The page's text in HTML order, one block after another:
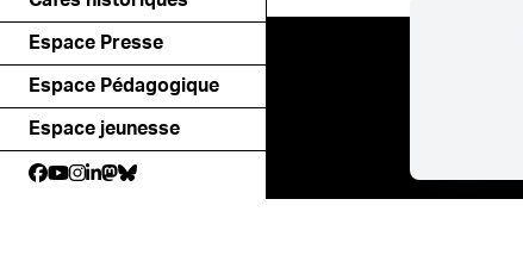
Espace Presse
Espace Pédagogique
Espace jeunesse